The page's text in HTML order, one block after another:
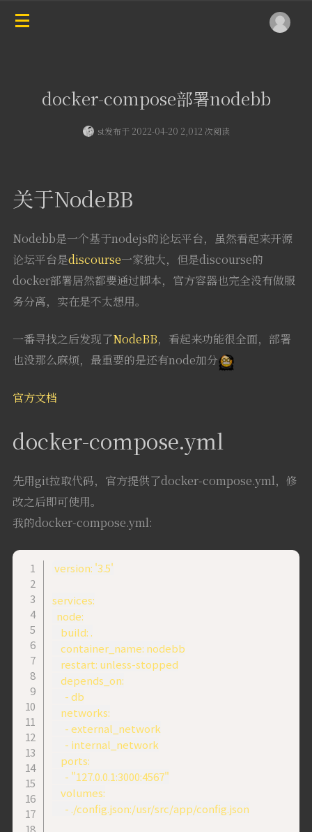
docker-compose部署nodebb
st发布于 2022-04-20 2,012 次阅读
关于NodeBB
Nodebb是一个基于nodejs的论坛平台，虽然看起来开源
论坛平台是discourse一家独大，但是discourse的
docker部署居然都要通过脚本，官方容器也完全没有做服
务分离，实在是不太想用。
一番寻找之后发现了NodeBB，看起来功能很全面，部署
也没那么麻烦，最重要的是还有node加分
官方文档
docker-compose.yml
先用git拉取代码，官方提供了docker-compose.yml，修
改之后即可使用。
我的docker-compose.yml:
version: '3.5'
services:
  node:
    build: .
    container_name: nodebb
    restart: unless-stopped
    depends_on:
      - db
    networks:
      - external_network
      - internal_network
    ports:
      - "127.0.0.1:3000:4567"
    volumes:
      - ./config.json:/usr/src/app/config.json